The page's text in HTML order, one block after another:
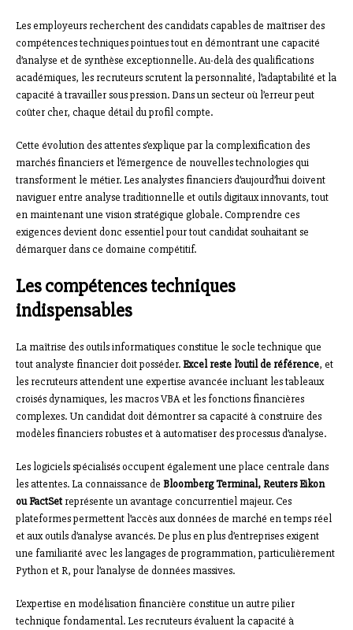
Les employeurs recherchent des candidats capables de maîtriser des
compétences techniques pointues tout en démontrant une capacité
d’analyse et de synthèse exceptionnelle. Au-delà des qualifications
académiques, les recruteurs scrutent la personnalité, l’adaptabilité et la
capacité à travailler sous pression. Dans un secteur où l’erreur peut
coûter cher, chaque détail du profil compte.
Cette évolution des attentes s’explique par la complexification des
marchés financiers et l’émergence de nouvelles technologies qui
transforment le métier. Les analystes financiers d’aujourd’hui doivent
naviguer entre analyse traditionnelle et outils digitaux innovants, tout
en maintenant une vision stratégique globale. Comprendre ces
exigences devient donc essentiel pour tout candidat souhaitant se
démarquer dans ce domaine compétitif.
Les compétences techniques
indispensables
La maîtrise des outils informatiques constitue le socle technique que
tout analyste financier doit posséder.Excel reste l’outil de référence, et
les recruteurs attendent une expertise avancée incluant les tableaux
croisés dynamiques, les macros VBA et les fonctions financières
complexes. Un candidat doit démontrer sa capacité à construire des
modèles financiers robustes et à automatiser des processus d’analyse.
Les logiciels spécialisés occupent également une place centrale dans
les attentes. La connaissance de Bloomberg Terminal, Reuters Eikon
ou FactSet représente un avantage concurrentiel majeur. Ces
plateformes permettent l’accès aux données de marché en temps réel
et aux outils d’analyse avancés. De plus en plus d’entreprises exigent
une familiarité avec les langages de programmation, particulièrement
Python et R, pour l’analyse de données massives.
L’expertise en modélisation financière constitue un autre pilier
technique fondamental. Les recruteurs évaluent la capacité à